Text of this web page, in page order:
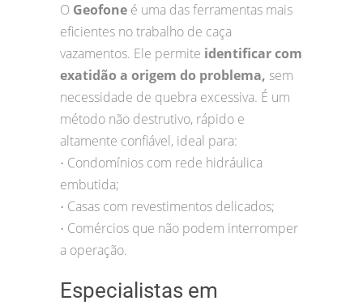
O Geofone é uma das ferramentas mais
eficientes no trabalho de caça
vazamentos. Ele permite identificar com
exatidão a origem do problema, sem
necessidade de quebra excessiva. É um
método não destrutivo, rápido e
altamente confiável, ideal para:
• Condomínios com rede hidráulica
embutida;
• Casas com revestimentos delicados;
• Comércios que não podem interromper
a operação.
Especialistas em